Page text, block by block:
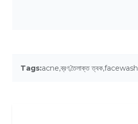
Tags:acne,ব্রণ,তৈলাক্ত ত্বক,facewash